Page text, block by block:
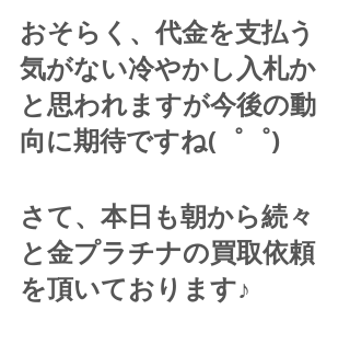
おそらく、代金を支払う
気がない冷やかし入札か
と思われますが今後の動
向に期待ですね(゜゜)
さて、本日も朝から続々
と金プラチナの買取依頼
を頂いております♪